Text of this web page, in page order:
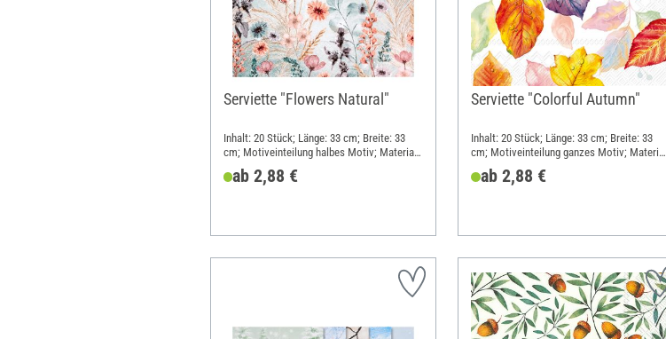
Serviette "Flowers Natural"
Inhalt: 20 Stück; Länge: 33 cm; Breite: 33
cm; Motiveinteilung halbes Motiv; Material:
Papier
ab 2,88 €
Serviette "Colorful Autumn"
Inhalt: 20 Stück; Länge: 33 cm; Breite: 33
cm; Motiveinteilung ganzes Motiv; Material:
Papier
ab 2,88 €